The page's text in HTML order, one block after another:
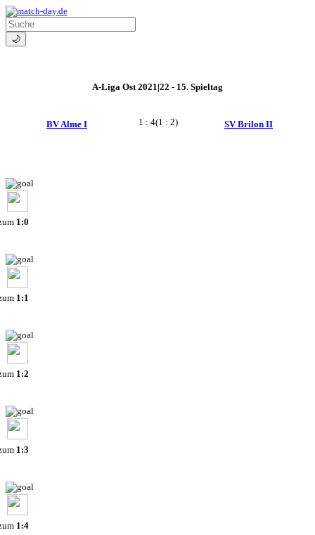
🌙
A-Liga Ost 2021|22 - 15. Spieltag
BV Alme I 1 : 4(1 : 2) SV Brilon II
1:0
1:1
1:2
1:3
1:4